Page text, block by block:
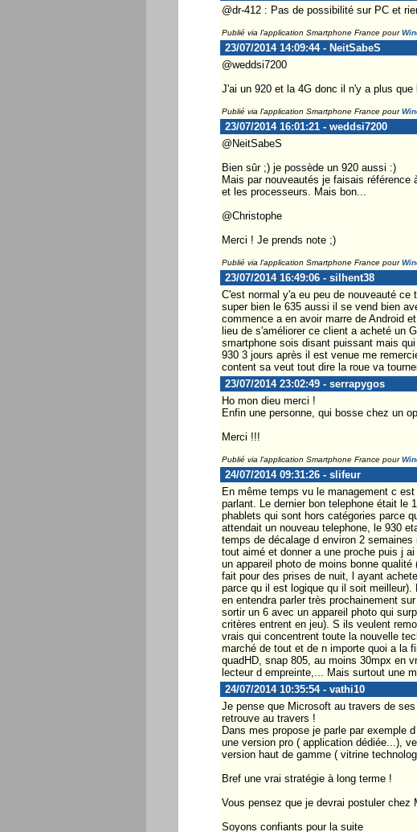
@dr-412 : Pas de possibilité sur PC et
Publié via l'application Smartphone France pour
23/07/2014 14:09:44 - NeitSabeS
@weddsi7200
J'ai un 920 et la 4G donc il n'y a plus que
Publié via l'application Smartphone France pour
23/07/2014 16:01:21 - weddsi7200
@NeitSabeS
Bien sûr ;) je possède un 920 aussi :)
Mais par nouveautés je faisais référence
et les processeurs. Mais bon...
@Christophe
Merci ! Je prends note ;)
Publié via l'application Smartphone France pour
23/07/2014 16:49:06 - silhent38
C'est normal y'a eu peu de nouveauté
super bien le 635 aussi il se vend bien
commence a en avoir marre de Android
lieu de s'améliorer ce client a acheté un
smartphone sois disant puissant mais
930 3 jours après il est venue me
content sa veut tout dire la roue va
23/07/2014 23:02:49 - serrapygos
Ho mon dieu merci !
Enfin une personne, qui bosse chez un
Merci !!!
Publié via l'application Smartphone France pour
24/07/2014 09:31:26 - slifeur
En même temps vu le management c
parlant. Le dernier bon telephone était le
phablets qui sont hors catégories parce
attendait un nouveau telephone, le 930
temps de décalage d environ 2
tout aimé et donner a une proche puis j
un appareil photo de moins bonne
fait pour des prises de nuit, l ayant
parce qu il est logique qu il soit
en entendra parler très prochainement
sortir un 6 avec un appareil photo qui
critères entrent en jeu). S ils veulent
vrais qui concentrent toute la nouvelle
marché de tout et de n importe quoi a la
quadHD, snap 805, au moins 30mpx en
lecteur d empreinte,... Mais surtout une
24/07/2014 10:35:54 - vathi10
Je pense que Microsoft au travers de
retrouve au travers !
Dans mes propose je parle par exemple
une version pro ( application dédiée...),
version haut de gamme ( vitrine
Bref une vrai stratégie à long terme !
Vous pensez que je devrai postuler chez
Soyons confiants pour la suite